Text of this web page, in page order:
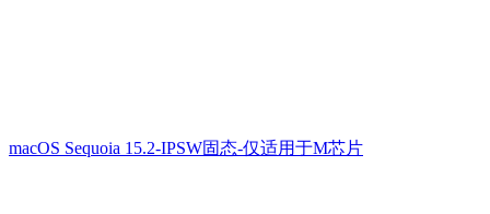
macOS Sequoia 15.2-IPSW固态-仅适用于M芯片